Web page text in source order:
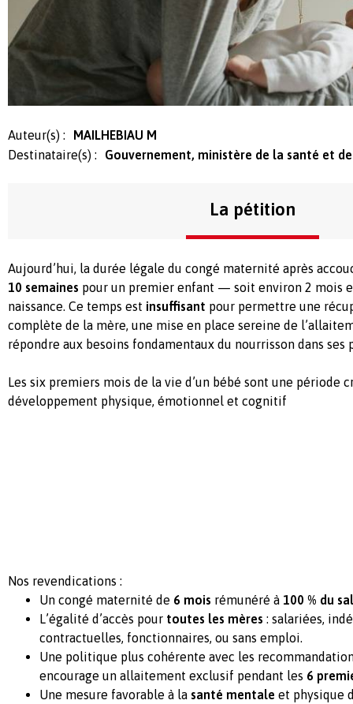
Auteur(s) :
MAILHEBIAU M
Destinataire(s) :
Gouvernement, ministère de la santé et
La pétition
Aujourd’hui, la durée légale du congé maternité après
10 semaines pour un premier enfant — soit environ 2 mois
naissance. Ce temps est insuffisant pour permettre une
complète de la mère, une mise en place sereine de
répondre aux besoins fondamentaux du nourrisson dans ses
Les six premiers mois de la vie d’un bébé sont une période
développement physique, émotionnel et cognitif
Nos revendications :
Un congé maternité de 6 mois rémunéré à 100 % du
L’égalité d’accès pour toutes les mères : salariées,
contractuelles, fonctionnaires, ou sans emploi.
Une politique plus cohérente avec les
encourage un allaitement exclusif pendant les 6
Une mesure favorable à la santé mentale et physique